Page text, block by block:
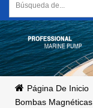
Página De Inicio
Bombas Magnéticas